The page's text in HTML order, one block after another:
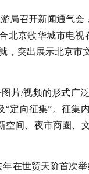
局召开新闻通气会
北京歌华城市电
，突出展示北京市
片/视频的形式广
定向征集”。征集
间、夜市商圈、
在世贸天阶首次